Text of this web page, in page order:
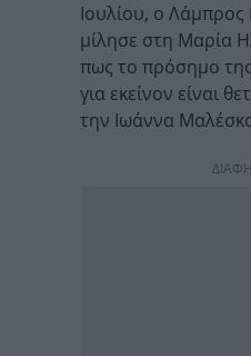
Ιουλίου, ο
μίλησε στη Μαρία
πως το πρόσημο
για εκείνον είναι
την Ιωάννα